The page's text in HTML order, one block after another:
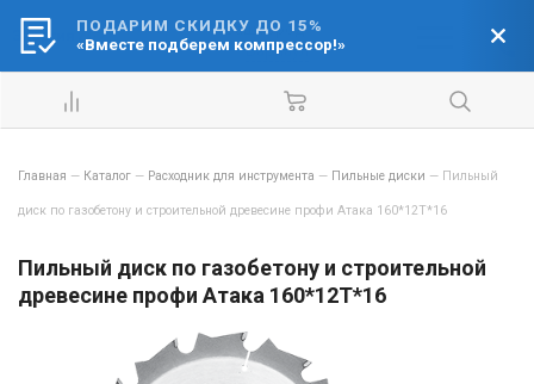
Ваш город:
Барнаул
Главная — Каталог — Расходник для инструмента — Пильные диски — Пильный
диск по газобетону и строительной древесине профи Атака 160*12T*16
Пильный диск по газобетону и строительной
древесине профи Атака 160*12T*16
ПОДАРИМ СКИДКУ ДО 15%
«Вместе подберем компрессор!»